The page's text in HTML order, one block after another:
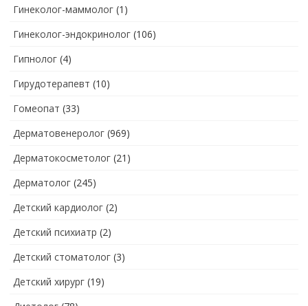
Гинеколог-маммолог (1)
Гинеколог-эндокринолог (106)
Гипнолог (4)
Гирудотерапевт (10)
Гомеопат (33)
Дерматовенеролог (969)
Дерматокосметолог (21)
Дерматолог (245)
Детский кардиолог (2)
Детский психиатр (2)
Детский стоматолог (3)
Детский хирург (19)